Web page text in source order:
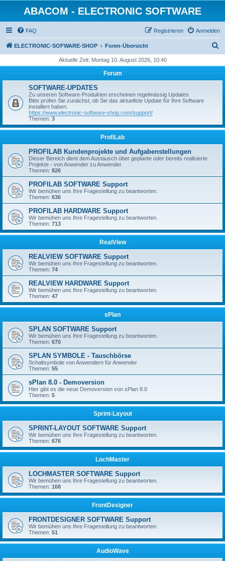
ABACOM - ELECTRONIC SOFTWARE
FAQ Anmelden
Registrieren
ELECTRONIC-SOFWARE-SHOP Foren-Übersicht
h
Aktuelle Zeit: Montag 10. August 2026, 10:40
Forum
SOFTWARE-UPDATES
Zu unseren Software-Produkten erscheinen regelmässig Updates.
Bitte prüfen Sie zunächst, ob Sie das aktuellste Update für Ihre Software
installiert haben.
https://www.electronic-software-shop.com/support/
Themen: 3
ProfiLab
PROFILAB Kundenprojekte und Aufgabenstellungen
Dieser Bereich dient dem Austausch über geplante oder bereits realisierte
Projekte - von Anwender zu Anwender.
Themen: 826
PROFILAB SOFTWARE Support
Wir bemühen uns Ihre Fragestellung zu beantworten.
Themen: 636
PROFILAB HARDWARE Support
Wir bemühen uns Ihre Fragestellung zu beantworten.
Themen: 713
RealView
REALVIEW SOFTWARE Support
Wir bemühen uns Ihre Fragestellung zu beantworten.
Themen: 74
REALVIEW HARDWARE Support
Wir bemühen uns Ihre Fragestellung zu beantworten.
Themen: 47
sPlan
SPLAN SOFTWARE Support
Wir bemühen uns Ihre Fragestellung zu beantworten.
Themen: 670
SPLAN SYMBOLE - Tauschbörse
Schaltsymbole von Anwendern für Anwender
Themen: 55
sPlan 8.0 - Demoversion
Hier gibt es die neue Demoversion von sPlan 8.0
Themen: 5
Sprint-Layout
SPRINT-LAYOUT SOFTWARE Support
Wir bemühen uns Ihre Fragestellung zu beantworten.
Themen: 676
LochMaster
LOCHMASTER SOFTWARE Support
Wir bemühen uns Ihre Fragestellung zu beantworten.
Themen: 168
FrontDesigner
FRONTDESIGNER SOFTWARE Support
Wir bemühen uns Ihre Fragestellung zu beantworten.
Themen: 51
AudioWave